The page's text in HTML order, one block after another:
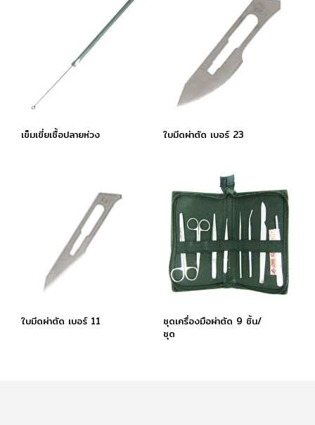
เข็มเขี่ยเชื้อปลายห่วง ใบมีดผ่าตัด เบอร์ 23
ใบมีดผ่าตัด เบอร์ 11
ชุดเครื่องมือผ่าตัด 9 ชิ้น/
ชุด